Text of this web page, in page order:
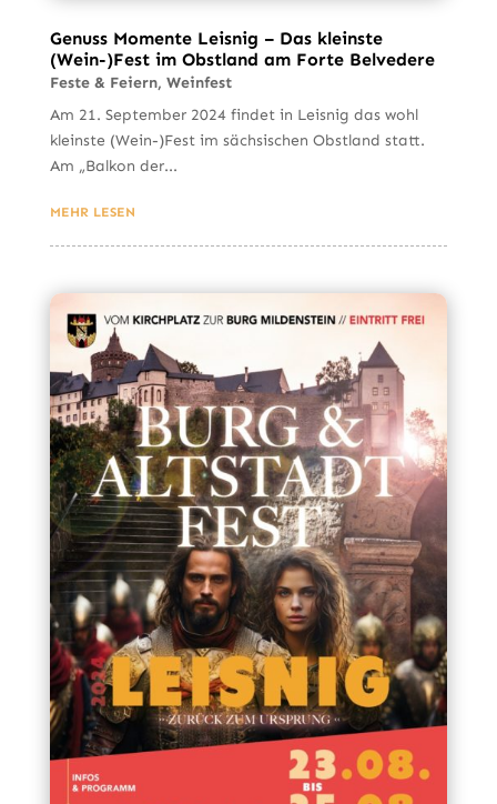
Genuss Momente Leisnig – Das kleinste
(Wein-)Fest im Obstland am Forte Belvedere
Feste & Feiern, Weinfest
Am 21. September 2024 findet in Leisnig das wohl
kleinste (Wein-)Fest im sächsischen Obstland statt.
Am „Balkon der...
MEHR LESEN